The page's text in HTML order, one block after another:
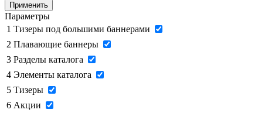
Применить
Параметры
1 Тизеры под большими баннерами
2 Плавающие баннеры
3 Разделы каталога
4 Элементы каталога
5 Тизеры
6 Акции